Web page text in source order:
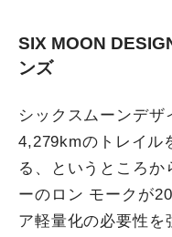
SIX MOON
ンズ
シックスムーンデ
4,279kmのトレイル
る、というところか
ーのロン モークが
ア軽量化の必要性を